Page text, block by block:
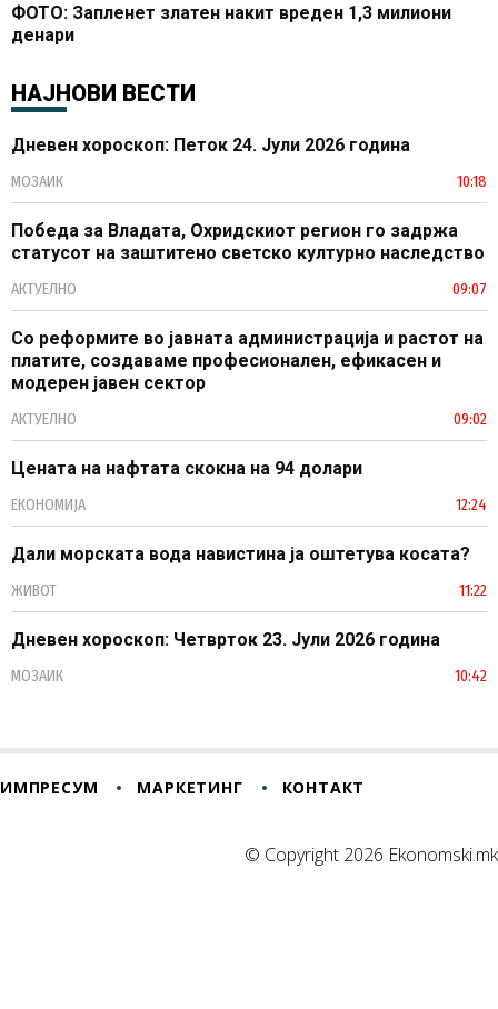
ФОТО: Запленет златен накит вреден 1,3 милиони
денари
НАЈНОВИ ВЕСТИ
Дневен хороскоп: Петок 24. Јули 2026 година
МОЗАИК 10:18
Победа за Владата, Охридскиот регион го задржа
статусот на заштитено светско културно наследство
АКТУЕЛНО 09:07
Со реформите во јавната администрација и растот на
платите, создаваме професионален, ефикасен и
модерен јавен сектор
АКТУЕЛНО 09:02
Цената на нафтата скокна на 94 долари
ЕКОНОМИЈА 12:24
Дали морската вода навистина ја оштетува косата?
ЖИВОТ 11:22
Дневен хороскоп: Четврток 23. Јули 2026 година
МОЗАИК 10:42
ИМПРЕСУМ МАРКЕТИНГ КОНТАКТ
© Copyright 2026 Ekonomski.mk